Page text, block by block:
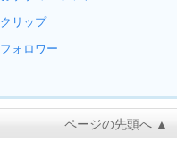
クリップ
フォロワー
ページの先頭へ ▲